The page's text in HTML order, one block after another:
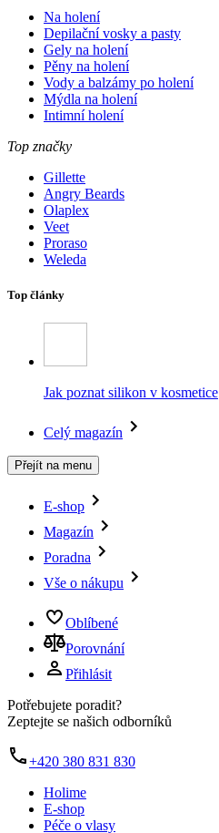
Na holení
Depilační vosky a pasty
Gely na holení
Pěny na holení
Vody a balzámy po holení
Mýdla na holení
Intimní holení
Top značky
Gillette
Angry Beards
Olaplex
Veet
Proraso
Weleda
Top články
Jak poznat silikon v kosmetice
Celý magazín
Přejít na menu
E-shop
Magazín
Poradna
Vše o nákupu
Oblíbené
Porovnání
Přihlásit
Potřebujete poradit?
Zeptejte se našich odborníků
+420 380 831 830
Holime
E-shop
Péče o vlasy